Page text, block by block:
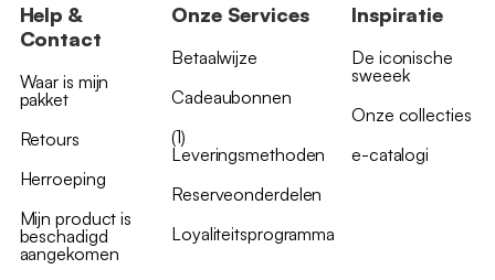
Help &
Contact
Waar is mijn
pakket
Retours
Herroeping
Mijn product is
beschadigd
aangekomen
Onze Services
Betaalwijze
Cadeaubonnen
(1)
Leveringsmethoden
Reserveonderdelen
Loyaliteitsprogramma
Inspiratie
De iconische
sweeek
Onze collecties
e-catalogi